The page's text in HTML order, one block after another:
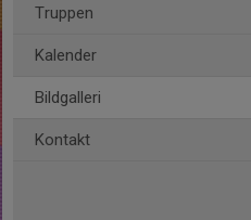
Truppen
Kalender
Bildgalleri
Kontakt